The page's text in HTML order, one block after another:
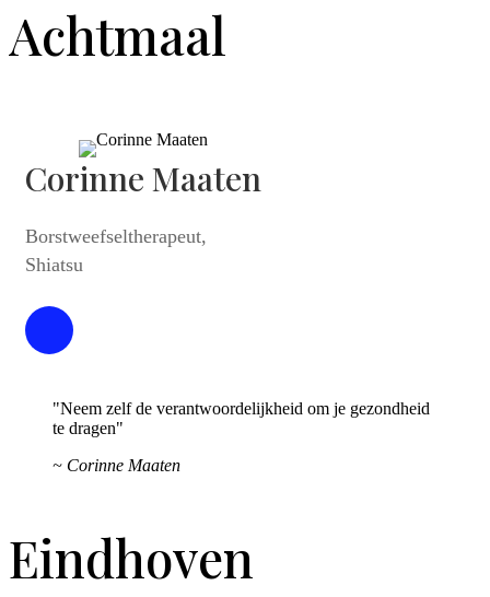
Achtmaal
Corinne Maaten
Borstweefseltherapeut,
Shiatsu
"Neem zelf de verantwoordelijkheid om je gezondheid
te dragen"
~ Corinne Maaten
Eindhoven